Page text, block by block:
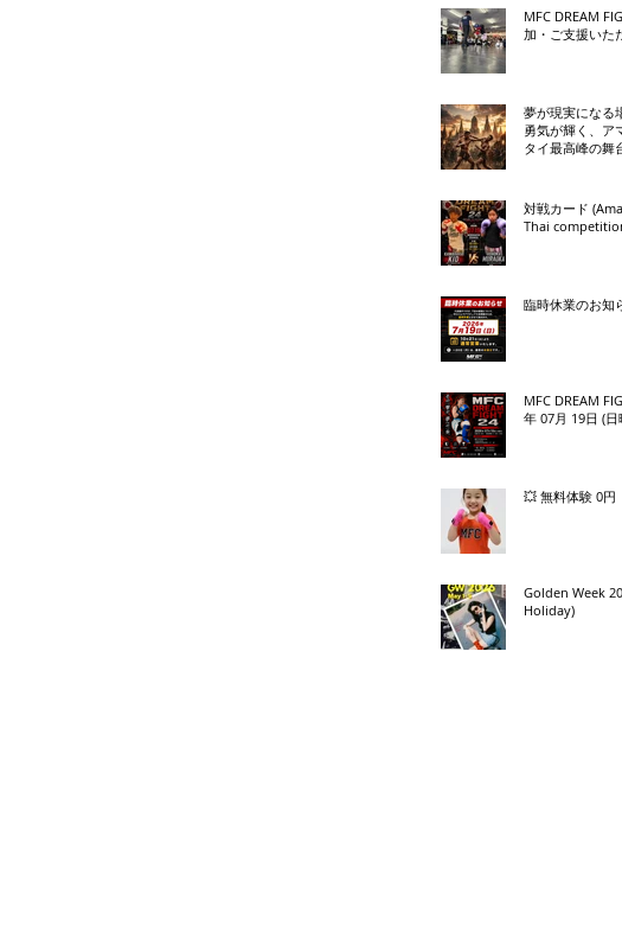
MFC DREAM
加・ご支援いた
夢が現実になる
勇気が輝く、ア
タイ最高峰の舞
対戦カード
Thai
臨時休業のお知
MFC DREAM
年 07月 19日 (日
💥 無料体験 0円
Golden Week
Holiday)